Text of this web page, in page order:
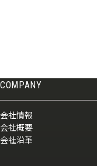
COMPANY
会社情報
会社概要
会社沿革